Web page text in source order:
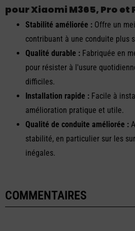
pour Xiaomi M365, Pro et
Stabilité améliorée : Offre un
contribuant à une conduite plus
Qualité durable : Fabriquée en
pour résister à l'usure
difficiles.
Installation rapide : Facile à
amélioration pratique et utile.
Qualité de conduite améliorée :
stabilité, en particulier sur les
inégales.
COMMENTAIRES